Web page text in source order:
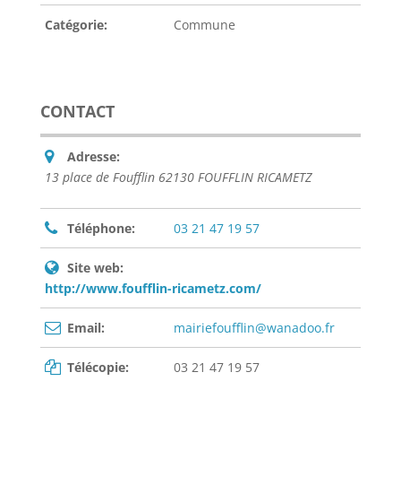
Catégorie: Commune
CONTACT
Adresse:
13 place de Foufflin 62130 FOUFFLIN RICAMETZ
Téléphone: 03 21 47 19 57
Site web:
http://www.foufflin-ricametz.com/
Email: mairiefoufflin@wanadoo.fr
Télécopie: 03 21 47 19 57